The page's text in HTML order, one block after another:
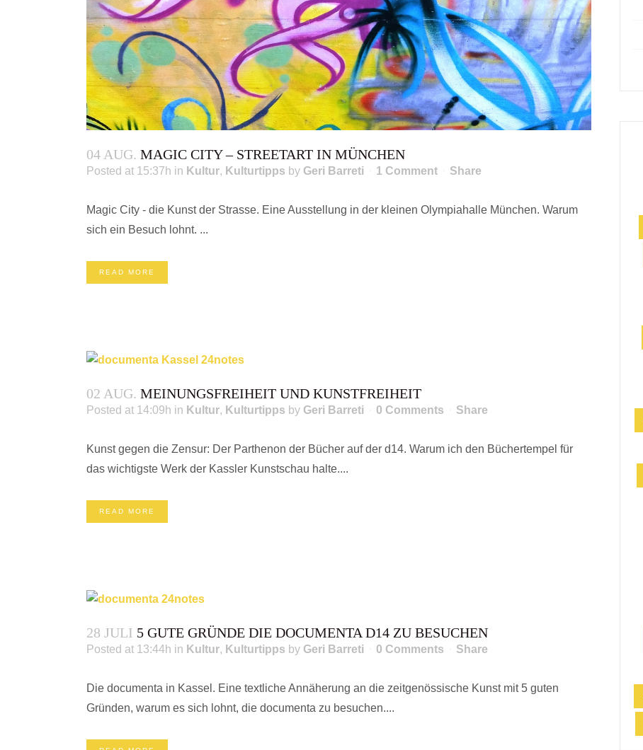
04 AUG. MAGIC CITY – STREETART IN MÜNCHEN
Posted at 15:37h in Kultur, Kulturtipps by Geri Barreti 1 Comment Share
Magic City - die Kunst der Strasse. Eine Ausstellung in der kleinen Olympiahalle München. Warum
sich ein Besuch lohnt. ...
READ MORE
02 AUG. MEINUNGSFREIHEIT UND KUNSTFREIHEIT
Posted at 14:09h in Kultur, Kulturtipps by Geri Barreti 0 Comments Share
Kunst gegen die Zensur: Der Parthenon der Bücher auf der d14. Warum ich den Büchertempel für
das wichtigste Werk der Kassler Kunstschau halte....
READ MORE
28 JULI 5 GUTE GRÜNDE DIE DOCUMENTA D14 ZU BESUCHEN
Posted at 13:44h in Kultur, Kulturtipps by Geri Barreti 0 Comments Share
Die documenta in Kassel. Eine textliche Annäherung an die zeitgenössische Kunst mit 5 guten
Gründen, warum es sich lohnt, die documenta zu besuchen....